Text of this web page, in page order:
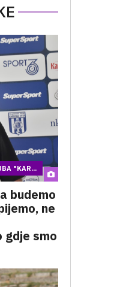
"KAR...
budemo
ne
gdje smo